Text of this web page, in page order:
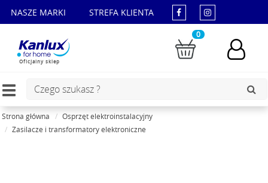
NASZE MARKI STREFA KLIENTA
Oficjalny sklep
0
Toggle
Strona główna
Osprzęt elektroinstalacyjny
Zasilacze i transformatory elektroniczne